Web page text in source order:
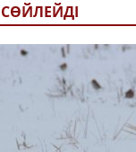
СӨЙЛЕЙДI